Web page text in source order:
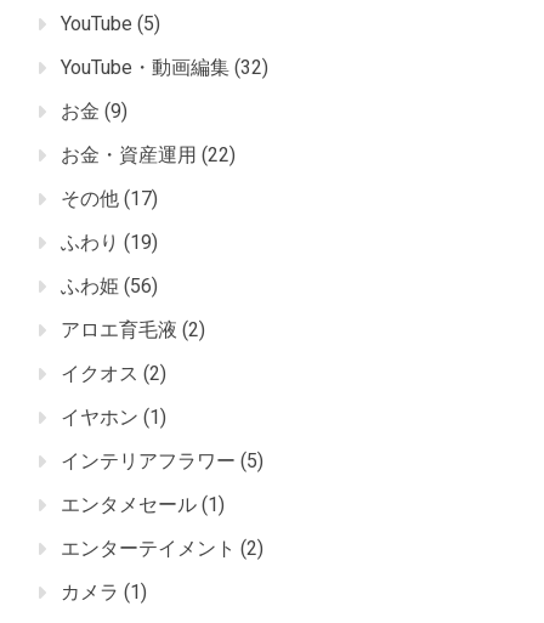
YouTube (5)
YouTube・動画編集 (32)
お金 (9)
お金・資産運用 (22)
その他 (17)
ふわり (19)
ふわ姫 (56)
アロエ育毛液 (2)
イクオス (2)
イヤホン (1)
インテリアフラワー (5)
エンタメセール (1)
エンターテイメント (2)
カメラ (1)